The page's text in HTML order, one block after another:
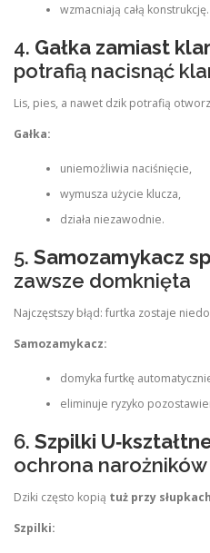
wzmacniają całą konstrukcję.
4. Gałka zamiast
potrafią nacisnąć
Lis, pies, a nawet dzik potrafią
Gałka:
uniemożliwia naciśnięcie,
wymusza użycie klucza,
działa niezawodnie.
5. Samozamykacz
zawsze domknięta
Najczęstszy błąd: furtka zostaje
Samozamykacz:
domyka furtkę
eliminuje ryzyko
6. Szpilki
ochrona narożników
Dziki często kopią tuż przy słupkach
Szpilki: